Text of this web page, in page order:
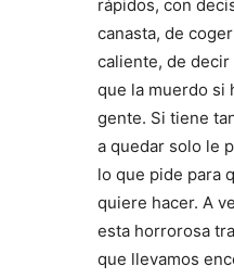
rápidos, con
canasta, de
caliente, de decir
que la muerdo si
gente. Si tiene
a quedar solo le
lo que pide para
quiere hacer. A
esta horrorosa
que llevamos